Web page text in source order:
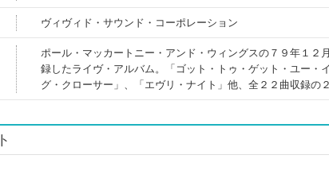
ヴィヴィド・サウンド・コーポレーション
ポール・マッカートニー・アンド・ウィングスの７９年１２
録したライヴ・アルバム。「ゴット・トゥ・ゲット・ユー・
グ・クローサー」、「エヴリ・ナイト」他、全２２曲収録の２